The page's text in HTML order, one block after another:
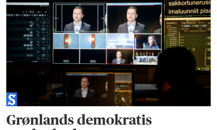
Grønlands demokratis